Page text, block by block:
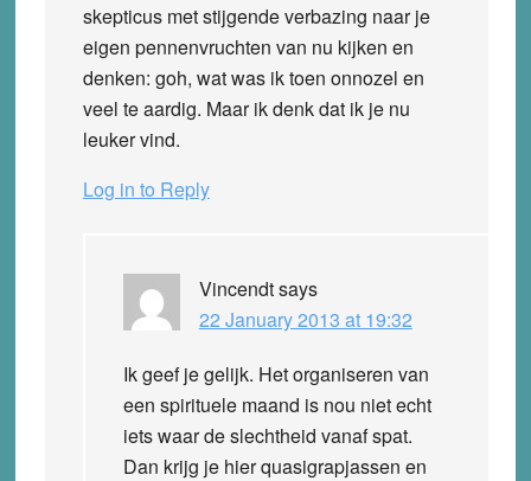
skepticus met stijgende verbazing naar je
eigen pennenvruchten van nu kijken en
denken: goh, wat was ik toen onnozel en
veel te aardig. Maar ik denk dat ik je nu
leuker vind.
Log in to Reply
Vincendtsays
22 January 2013 at 19:32
Ik geef je gelijk. Het organiseren van
een spirituele maand is nou niet echt
iets waar de slechtheid vanaf spat.
Dan krijg je hier quasigrapjassen en